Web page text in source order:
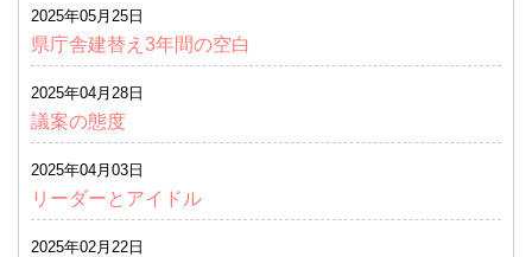
2025年05月25日
県庁舎建替え3年間の空白
2025年04月28日
議案の態度
2025年04月03日
リーダーとアイドル
2025年02月22日